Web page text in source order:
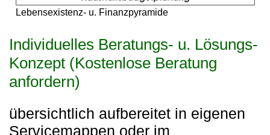
Lebensexistenz- u. Finanzpyramide
Individuelles Beratungs- u. Lösungs-
Konzept (Kostenlose Beratung
anfordern)
übersichtlich aufbereitet in eigenen
Servicemappen oder im